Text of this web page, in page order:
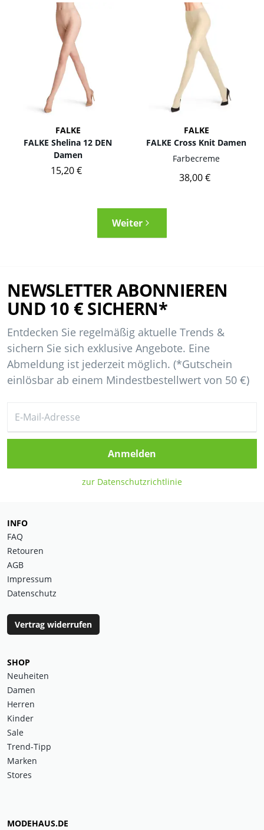
FALKE
FALKE Shelina 12 DEN
Damen
15,20 €
FALKE
FALKE Cross Knit Damen
Farbecreme
38,00 €
Weiter
NEWSLETTER ABONNIEREN
UND 10 € SICHERN*
Entdecken Sie regelmäßig aktuelle Trends &
sichern Sie sich exklusive Angebote. Eine
Abmeldung ist jederzeit möglich. (*Gutschein
einlösbar ab einem Mindestbestellwert von 50 €)
Anmelden
zur Datenschutzrichtlinie
INFO
FAQ
Retouren
AGB
Impressum
Datenschutz
Vertrag widerrufen
SHOP
Neuheiten
Damen
Herren
Kinder
Sale
Trend-Tipp
Marken
Stores
MODEHAUS.DE